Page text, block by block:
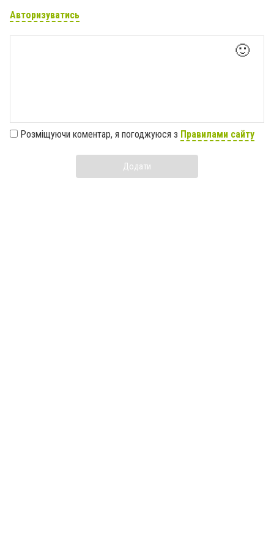
Авторизуватись
🙂
Розміщуючи коментар, я погоджуюся з Правилами сайту
Додати